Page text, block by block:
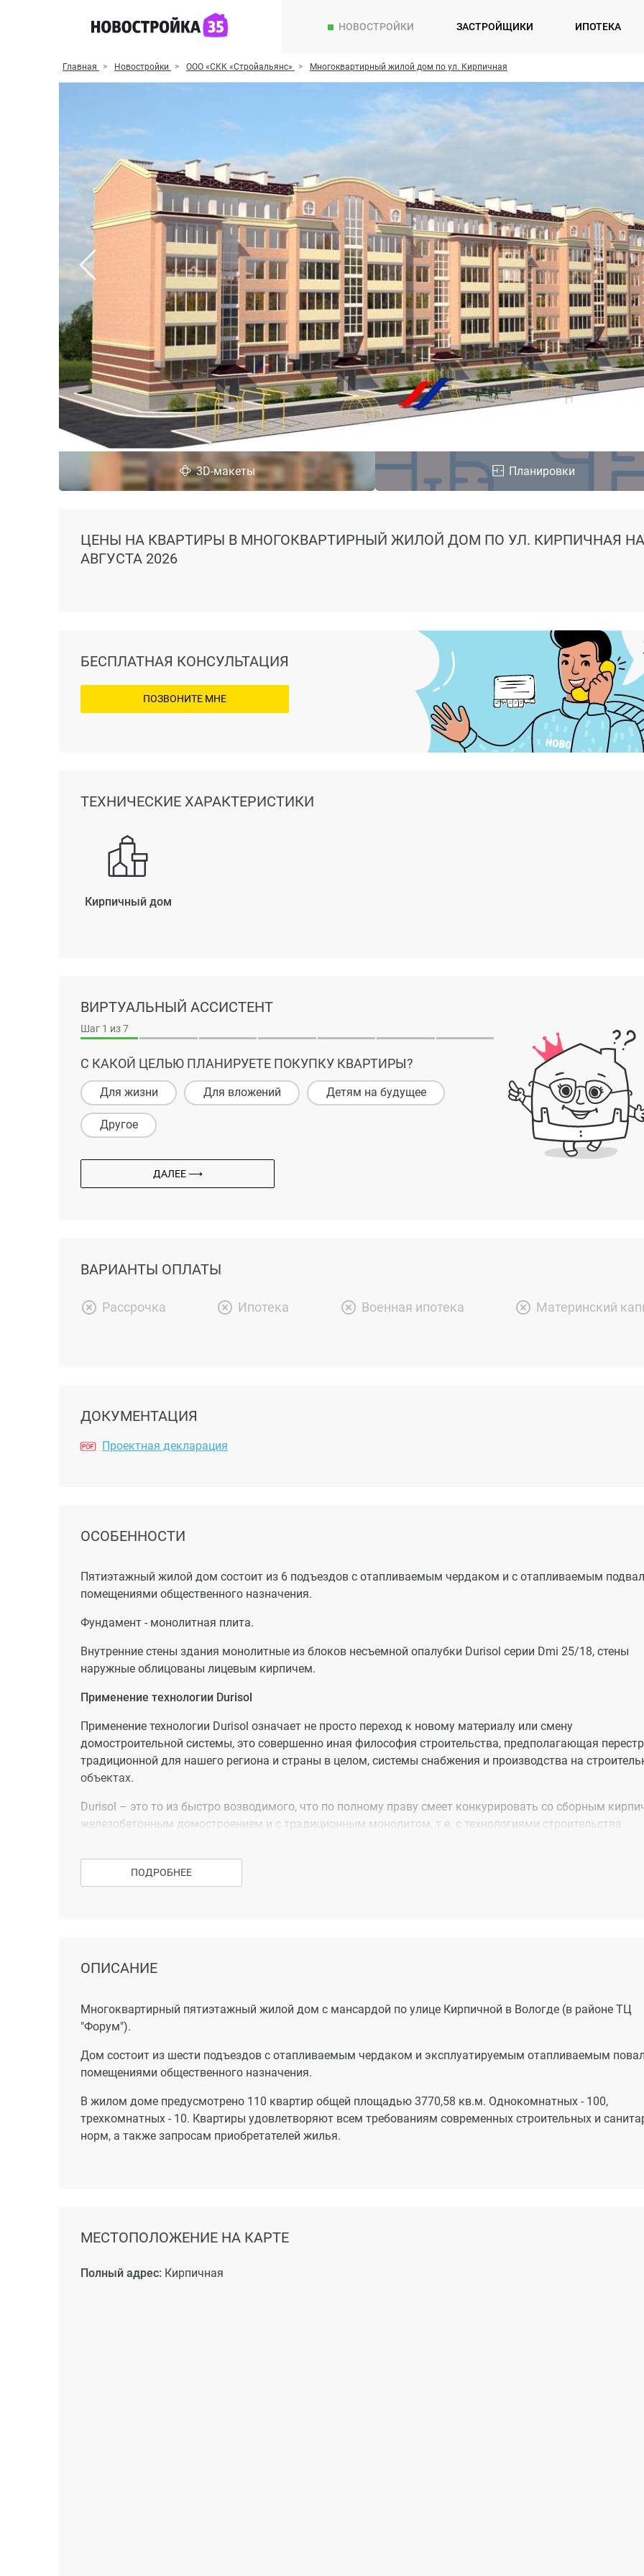
НОВОСТРОЙКИ ЗАСТРОЙЩИКИ ИПОТЕКА
Главная Новостройки ООО «СКК «Стройальянс» Многоквартирный жилой дом по ул. Кирпичная
3D-макеты Планировки
ЦЕНЫ НА КВАРТИРЫ В МНОГОКВАРТИРНЫЙ ЖИЛОЙ ДОМ ПО УЛ. КИРПИЧНАЯ
АВГУСТА 2026
БЕСПЛАТНАЯ КОНСУЛЬТАЦИЯ
ПОЗВОНИТЕ МНЕ
ТЕХНИЧЕСКИЕ ХАРАКТЕРИСТИКИ
Кирпичный дом
ВИРТУАЛЬНЫЙ АССИСТЕНТ
Шаг 1 из 7
С КАКОЙ ЦЕЛЬЮ ПЛАНИРУЕТЕ ПОКУПКУ КВАРТИРЫ?
Для жизни Для вложений Детям на будущее
Другое
ДАЛЕЕ ⟶
ВАРИАНТЫ ОПЛАТЫ
Рассрочка Ипотека Военная ипотека Материнский
ДОКУМЕНТАЦИЯ
Проектная декларация
ОСОБЕННОСТИ
Пятиэтажный жилой дом состоит из 6 подъездов с отапливаемым чердаком и с отапливаемым
помещениями общественного назначения.
Фундамент - монолитная плита.
Внутренние стены здания монолитные из блоков несъемной опалубки Durisol серии Dmi 25/18, стены
наружные облицованы лицевым кирпичем.
Применение технологии Durisol
Применение технологии Durisol означает не просто переход к новому материалу или смену
домостроительной системы, это совершенно иная философия строительства, предполагающая
традиционной для нашего региона и страны в целом, системы снабжения и производства на
объектах.
Durisol – это то из быстро возводимого, что по полному праву смеет конкурировать со сборным
железобетонным домостроением и с традиционным монолитом, т.е. с технологиями строительства
Переход к использованию технологии Durisol – это смелый шаг в будущее, который избавит Вас от тех
проблем, которые давно надоели Вам при работе с кирпичом и сборным железобетоном.
ПОДРОБНЕЕ
ОПИСАНИЕ
Многоквартирный пятиэтажный жилой дом с мансардой по улице Кирпичной в Вологде (в районе ТЦ
"Форум").
Дом состоит из шести подъездов с отапливаемым чердаком и эксплуатируемым отапливаемым
помещениями общественного назначения.
В жилом доме предусмотрено 110 квартир общей площадью 3770,58 кв.м. Однокомнатных - 100,
трехкомнатных - 10. Квартиры удовлетворяют всем требованиям современных строительных и
норм, а также запросам приобретателей жилья.
МЕСТОПОЛОЖЕНИЕ НА КАРТЕ
Полный адрес: Кирпичная